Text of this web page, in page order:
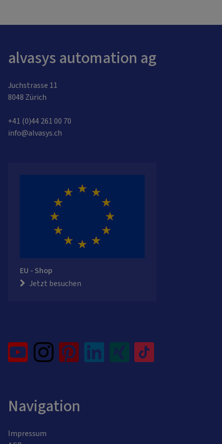
alvasys automation ag
Juchstrasse 11
8048 Zürich
+41 (0)44 261 00 70
info@alvasys.ch
EU - Shop
Jetzt besuchen
Navigation
Impressum